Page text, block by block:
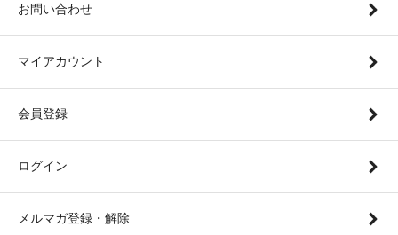
お問い合わせ
マイアカウント
会員登録
ログイン
メルマガ登録・解除